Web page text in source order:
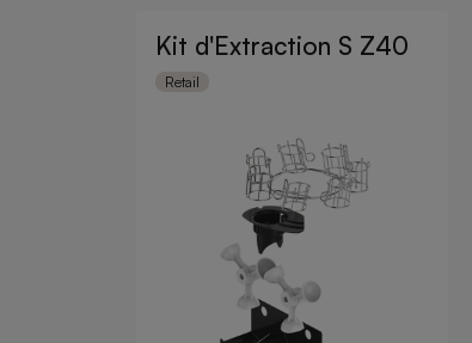
Kit d'Extraction S Z40
Retail